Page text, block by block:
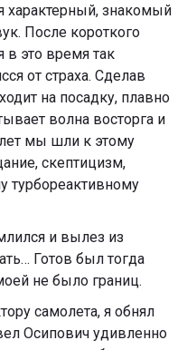
характерный, знакомый
После короткого
в это время так
от страха. Сделав
на посадку, плавно
волна восторга и
мы шли к этому
скептицизм,
турбореактивному
и вылез из
Готов был тогда
не было границ.
самолета, я обнял
Осипович удивленно